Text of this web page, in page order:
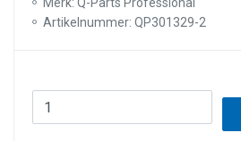
Artikelnummer: QP301329-2